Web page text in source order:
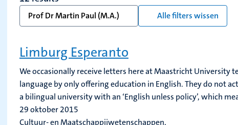
trefwoord
resultaten
vernieuwen
Prof Dr Martin Paul (M.A.) Alle filters wissen
Limburg Esperanto
We occasionally receive letters here at Maastricht University
language by only offering education in English. They do not
a bilingual university with an ‘English unless policy’, which
29 oktober 2015
Cultuur- en Maatschappijwetenschappen,